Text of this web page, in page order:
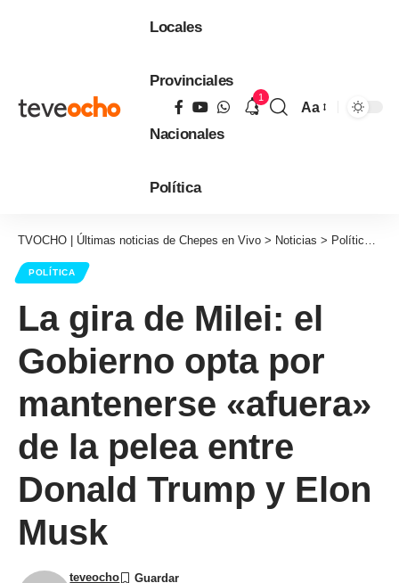
Locales
Provinciales
Nacionales
Política
1
Aa
TVOCHO | Últimas noticias de Chepes en Vivo > Noticias > Política >
POLÍTICA
La gira de Milei: el
Gobierno opta por
mantenerse «afuera»
de la pelea entre
Donald Trump y Elon
Musk
teveocho